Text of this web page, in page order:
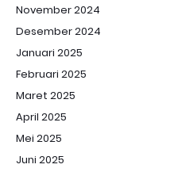
November 2024
Desember 2024
Januari 2025
Februari 2025
Maret 2025
April 2025
Mei 2025
Juni 2025